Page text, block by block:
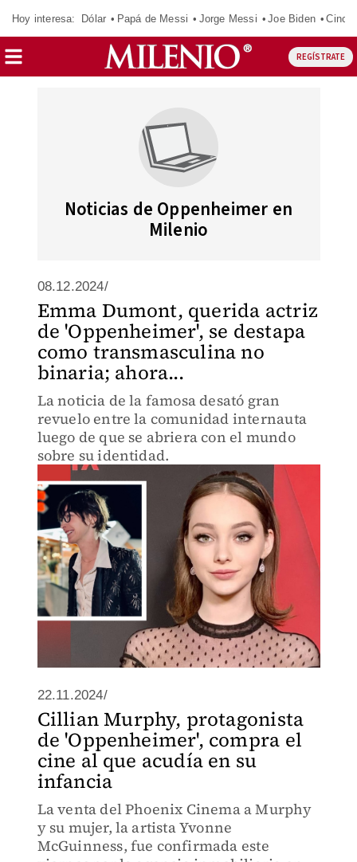
Hoy interesa: Dólar Papá de Messi Jorge Messi Joe Biden
REGÍSTRATE
Noticias de Oppenheimer en
Milenio
08.12.2024/
Emma Dumont, querida actriz
de 'Oppenheimer', se destapa
como transmasculina no
binaria; ahora...
La noticia de la famosa desató gran
revuelo entre la comunidad internauta
luego de que se abriera con el mundo
sobre su identidad.
22.11.2024/
Cillian Murphy, protagonista
de 'Oppenheimer', compra el
cine al que acudía en su
infancia
La venta del Phoenix Cinema a Murphy
y su mujer, la artista Yvonne
McGuinness, fue confirmada este